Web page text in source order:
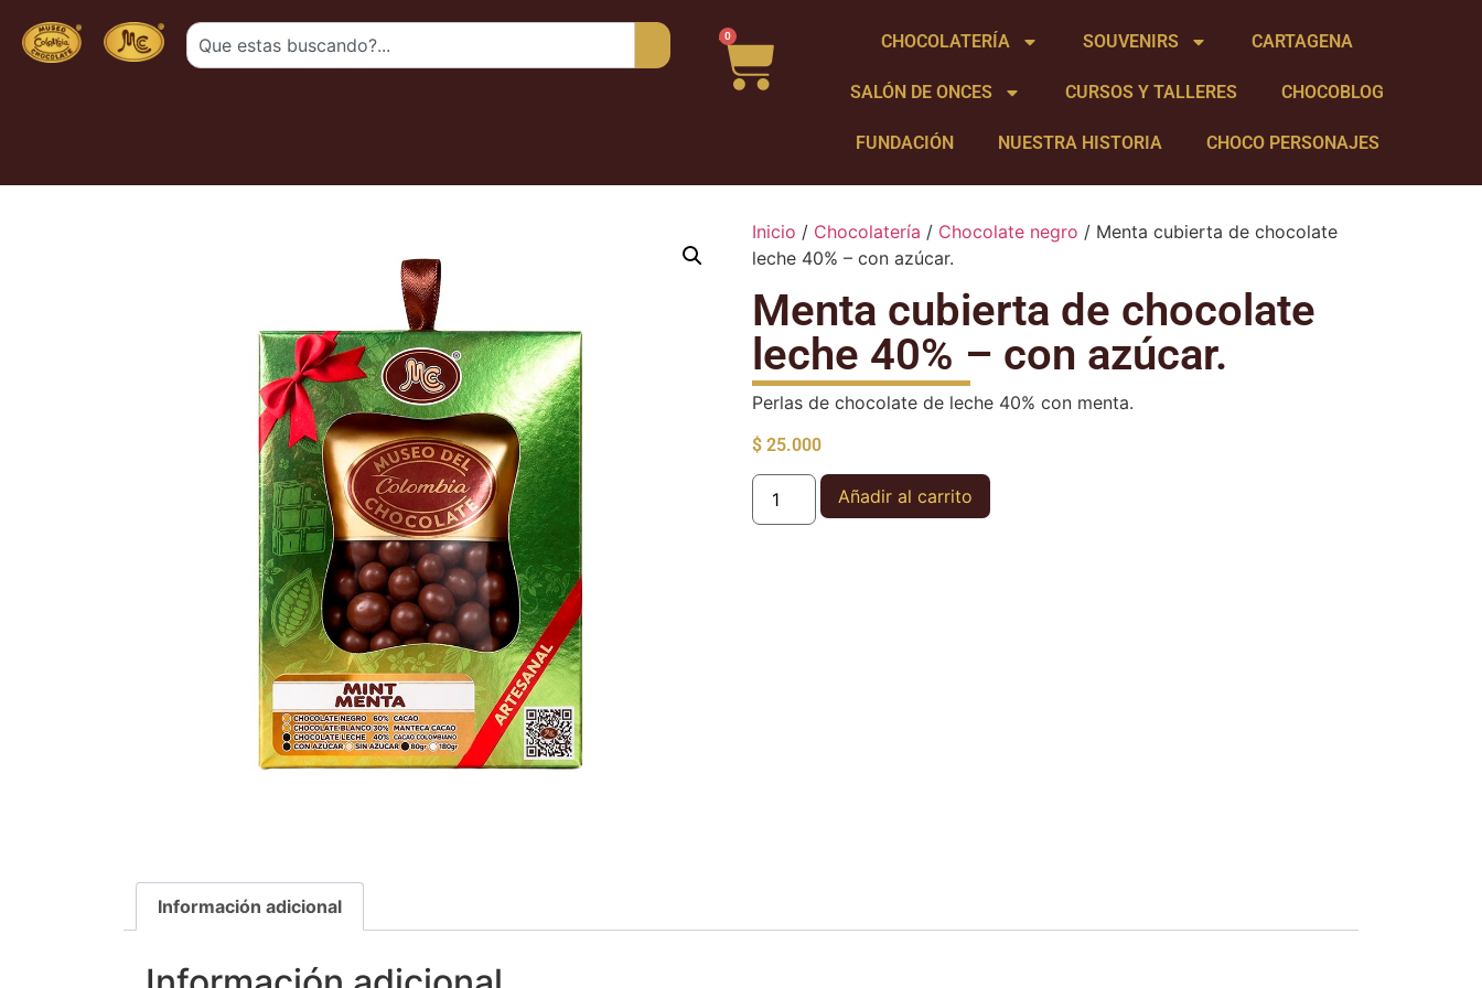
0 CHOCOLATERÍA SOUVENIRS CARTAGENA
SALÓN DE ONCES CURSOS Y TALLERES CHOCOBLOG
FUNDACIÓN NUESTRA HISTORIA CHOCO PERSONAJES
Inicio / Chocolatería / Chocolate negro / Menta cubierta de chocolate
leche 40% – con azúcar.
Menta cubierta de chocolate
leche 40% – con azúcar.
Perlas de chocolate de leche 40% con menta.
$ 25.000
Añadir al carrito
Información adicional